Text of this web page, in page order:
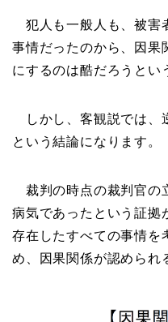
犯人も一般人も、被害
事情だったのから、因果
にするのは酷だろうとい
しかし、客観説では、
という結論になります。
裁判の時点の裁判官の
病気であったという証拠
存在したすべての事情を
め、因果関係が認められ